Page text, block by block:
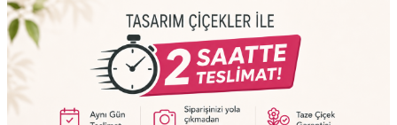
İletişim Bilgilerimiz
KVK Bilgilendirme
Ödeme Bllgileri